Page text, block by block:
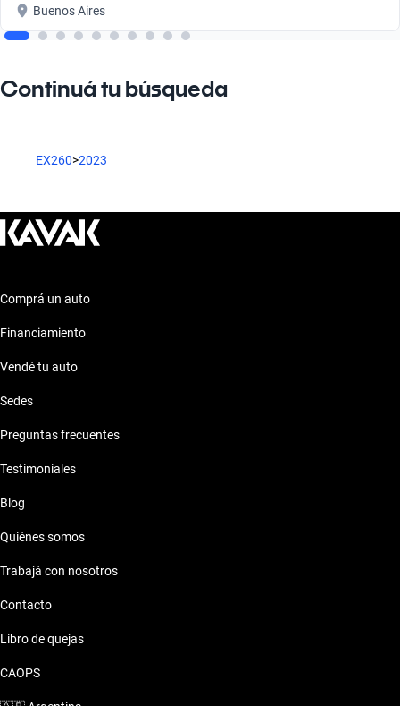
Buenos Aires
Continuá tu búsqueda
EX260>2023
Comprá un auto
Financiamiento
Vendé tu auto
Sedes
Preguntas frecuentes
Testimoniales
Blog
Quiénes somos
Trabajá con nosotros
Contacto
Libro de quejas
CAOPS